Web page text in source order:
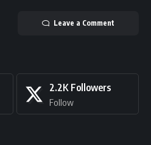
Leave a Comment
2.2K Followers
Follow